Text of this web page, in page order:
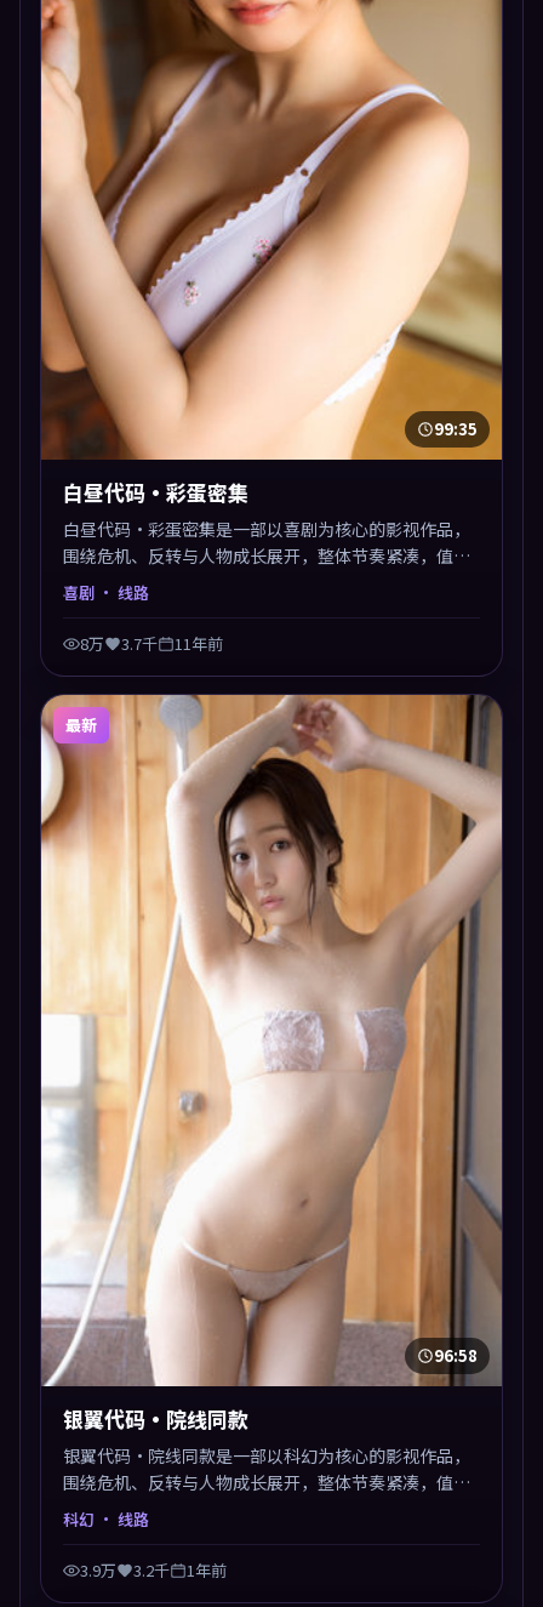
99:35
白昼代码·彩蛋密集
白昼代码·彩蛋密集是一部以喜剧为核心的影视作品，
围绕危机、反转与人物成长展开，整体节奏紧凑，值得
推荐观看。
喜剧 · 线路
8万 3.7千 11年前
最新
96:58
银翼代码·院线同款
银翼代码·院线同款是一部以科幻为核心的影视作品，
围绕危机、反转与人物成长展开，整体节奏紧凑，值得
推荐观看。
科幻 · 线路
3.9万 3.2千 1年前